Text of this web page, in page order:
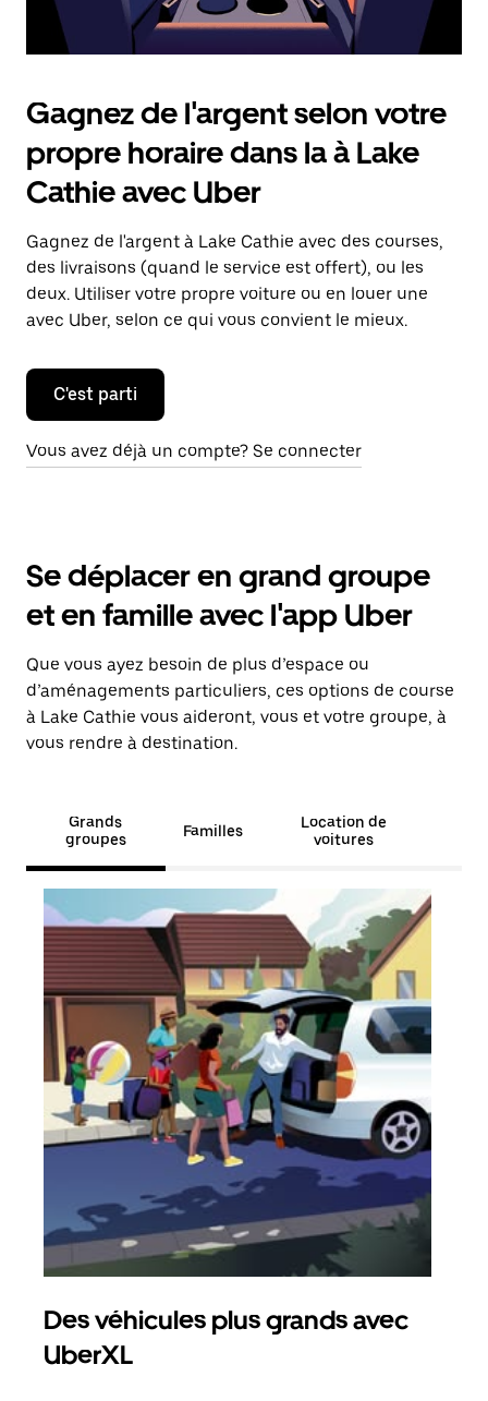
Gagnez de l'argent selon votre
propre horaire dans la à Lake
Cathie avec Uber
Gagnez de l'argent à Lake Cathie avec des courses,
des livraisons (quand le service est offert), ou les
deux. Utiliser votre propre voiture ou en louer une
avec Uber, selon ce qui vous convient le mieux.
C'est parti
Vous avez déjà un compte? Se connecter
Se déplacer en grand groupe
et en famille avec l'app Uber
Que vous ayez besoin de plus d’espace ou
d’aménagements particuliers, ces options de course
à Lake Cathie vous aideront, vous et votre groupe, à
vous rendre à destination.
Grands
groupes
Familles
Location de
voitures
Des véhicules plus grands avec
UberXL